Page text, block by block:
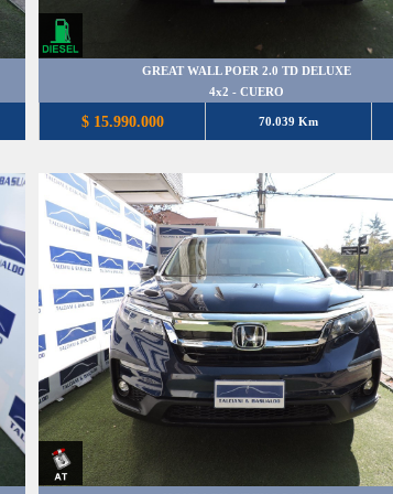
GREAT WALL POER 2.0 TD DELUXE
4x2 - CUERO
$ 15.990.000 70.039 Km